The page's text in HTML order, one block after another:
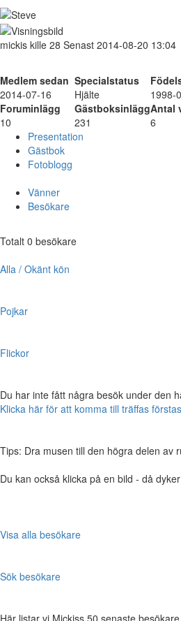
mickis kille 28 Senast 2014-08-20 13:04
Medlem sedan Specialstatus
2014-07-16
Hjälte
1998-
Foruminlägg
GästboksinläggAntal
10
231
6
Presentation
Gästbok
Fotoblogg
Vänner
Besökare
Totalt 0 besökare
Alla / Okänt kön
Pojkar
Flickor
Du har inte fått några besök under den
Klicka här för att komma till träffas
Tips: Dra musen till den högra delen av
Du kan också klicka på en bild - då
Visa alla besökare
Sök besökare
Här listar vi Mickiss 50 senaste